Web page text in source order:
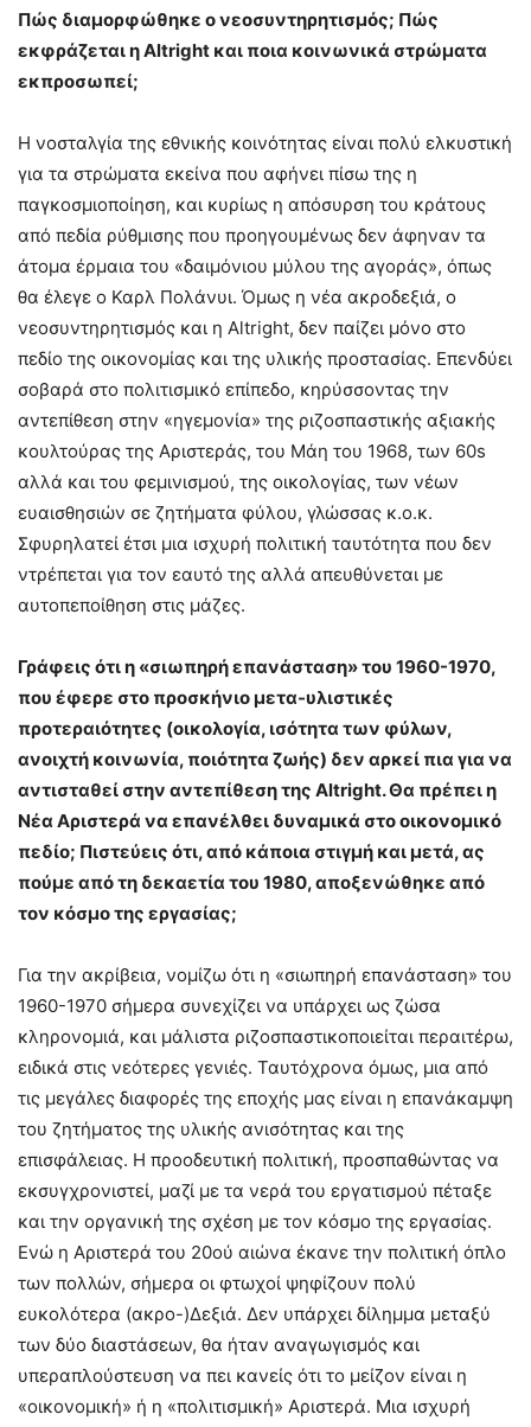
Πώς διαμορφώθηκε ο νεοσυντηρητισμός; Πώς
εκφράζεται ηAltright και ποια κοινωνικά στρώματα
εκπροσωπεί;
Η νοσταλγία της εθνικής κοινότητας είναι πολύ ελκυστική
για τα στρώματα εκείνα που αφήνει πίσω της η
παγκοσμιοποίηση, και κυρίως η απόσυρση του κράτους
από πεδία ρύθμισης που προηγουμένως δεν άφηναν τα
άτομα έρμαια του «δαιμόνιου μύλου της αγοράς», όπως
θα έλεγε ο Καρλ Πολάνυι. Όμως η νέα ακροδεξιά, ο
νεοσυντηρητισμός και η Altright, δεν παίζει μόνο στο
πεδίο της οικονομίας και της υλικής προστασίας. Επενδύει
σοβαρά στο πολιτισμικό επίπεδο, κηρύσσοντας την
αντεπίθεση στην «ηγεμονία» της ριζοσπαστικής αξιακής
κουλτούρας της Αριστεράς, του Μάη του 1968, των 60s
αλλά και του φεμινισμού, της οικολογίας, των νέων
ευαισθησιών σε ζητήματα φύλου, γλώσσας κ.ο.κ.
Σφυρηλατεί έτσι μια ισχυρή πολιτική ταυτότητα που δεν
ντρέπεται για τον εαυτό της αλλά απευθύνεται με
αυτοπεποίθηση στις μάζες.
Γράφεις ότι η «σιωπηρή επανάσταση» του 1960-1970,
που έφερε στο προσκήνιο μετα-υλιστικές
προτεραιότητες (οικολογία, ισότητα των φύλων,
ανοιχτή κοινωνία, ποιότητα ζωής) δεν αρκεί πια για να
αντισταθεί στην αντεπίθεση της Altright. Θα πρέπει η
Νέα Αριστερά να επανέλθει δυναμικά στο οικονομικό
πεδίο; Πιστεύεις ότι, από κάποια στιγμή και μετά, ας
πούμε από τη δεκαετία του 1980, αποξενώθηκε από
τον κόσμο της εργασίας;
Για την ακρίβεια, νομίζω ότι η «σιωπηρή επανάσταση» του
1960-1970 σήμερα συνεχίζει να υπάρχει ως ζώσα
κληρονομιά, και μάλιστα ριζοσπαστικοποιείται περαιτέρω,
ειδικά στις νεότερες γενιές. Ταυτόχρονα όμως, μια από
τις μεγάλες διαφορές της εποχής μας είναι η επανάκαμψη
του ζητήματος της υλικής ανισότητας και της
επισφάλειας. Η προοδευτική πολιτική, προσπαθώντας να
εκσυγχρονιστεί, μαζί με τα νερά του εργατισμού πέταξε
και την οργανική της σχέση με τον κόσμο της εργασίας.
Ενώ η Αριστερά του 20ού αιώνα έκανε την πολιτική όπλο
των πολλών, σήμερα οι φτωχοί ψηφίζουν πολύ
ευκολότερα (ακρο-)Δεξιά. Δεν υπάρχει δίλημμα μεταξύ
των δύο διαστάσεων, θα ήταν αναγωγισμός και
υπεραπλούστευση να πει κανείς ότι το μείζον είναι η
«οικονομική» ή η «πολιτισμική» Αριστερά. Μια ισχυρή